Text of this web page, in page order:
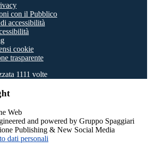
con il Pubblico
accessibilità
cookie
trasparente
1111 volte
and powered by Gruppo Spaggiari
Publishing & New Social Media
dati personali